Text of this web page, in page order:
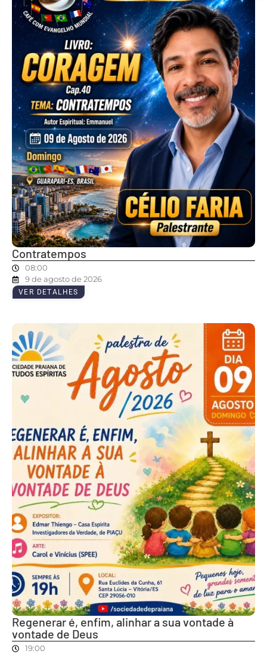
Contratempos
08:00
9 de agosto de 2026
VER DETALHES
Regenerar é, enfim, alinhar a sua vontade à
vontade de Deus
19:00